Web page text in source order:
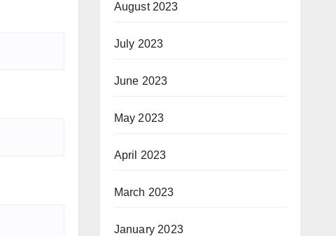
August 2023
July 2023
June 2023
May 2023
April 2023
March 2023
January 2023